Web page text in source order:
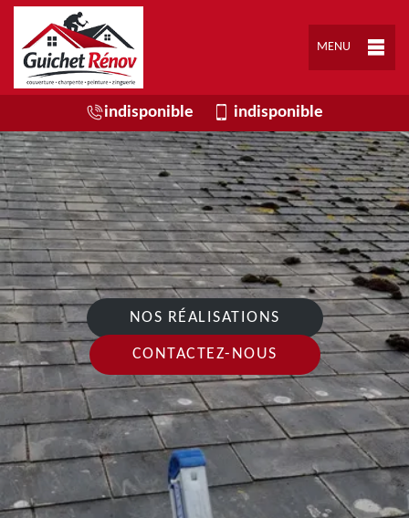
MENU
indisponible indisponible
NOS RÉALISATIONS
CONTACTEZ-NOUS